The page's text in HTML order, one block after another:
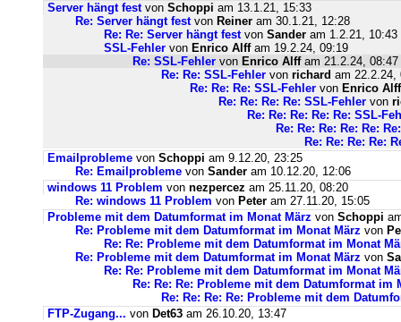
Server hängt festvon Schoppi am 13.1.21, 15:33
Re: Server hängt festvon Reiner am 30.1.21, 12:28
Re: Re: Server hängt festvon Sander am 1.2.21, 10:43
SSL-Fehler von Enrico Alffam 19.2.24, 09:19
Re: SSL-Fehler von Enrico Alffam 21.2.24, 08:47
Re: Re: SSL-Fehler von richard am 22.2.24,
Re: Re: Re: SSL-Fehler von Enrico Alff
Re: Re: Re: Re: SSL-Fehler von
Re: Re: Re: Re: Re: SSL-
Re: Re: Re: Re: Re:
Re: Re: Re: Re:
Emailprobleme von Schoppi am 9.12.20, 23:25
Re: Emailprobleme von Sander am 10.12.20, 12:06
windows 11 Problem von nezpercez am 25.11.20, 08:20
Re: windows 11 Problem von Peter am 27.11.20, 15:05
Probleme mit dem Datumformat im Monat März von Schoppi
Re: Probleme mit dem Datumformat im Monat März von
Re: Re: Probleme mit dem Datumformat im Monat
Re: Probleme mit dem Datumformat im Monat März von
Re: Re: Probleme mit dem Datumformat im Monat
Re: Re: Re: Probleme mit dem Datumformat im
Re: Re: Re: Re: Probleme mit dem
FTP-Zugang... von Det63 am 26.10.20, 13:47